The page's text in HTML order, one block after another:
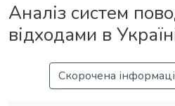
Аналіз систем
відходами в
Скорочена